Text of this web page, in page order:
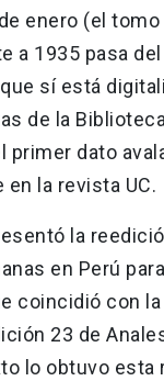
enero (el tomo
a 1935 pasa del
sí está
de la
primer dato
en la revista UC.
la
en Perú
coincidió con
23 de
lo obtuvo esta